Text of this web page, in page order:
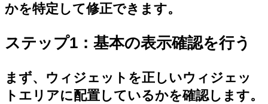
かを特定して修正できます。
ステップ1：基本の表示確認を行う
まず、ウィジェットを正しいウィジェッ
トエリアに配置しているかを確認します。